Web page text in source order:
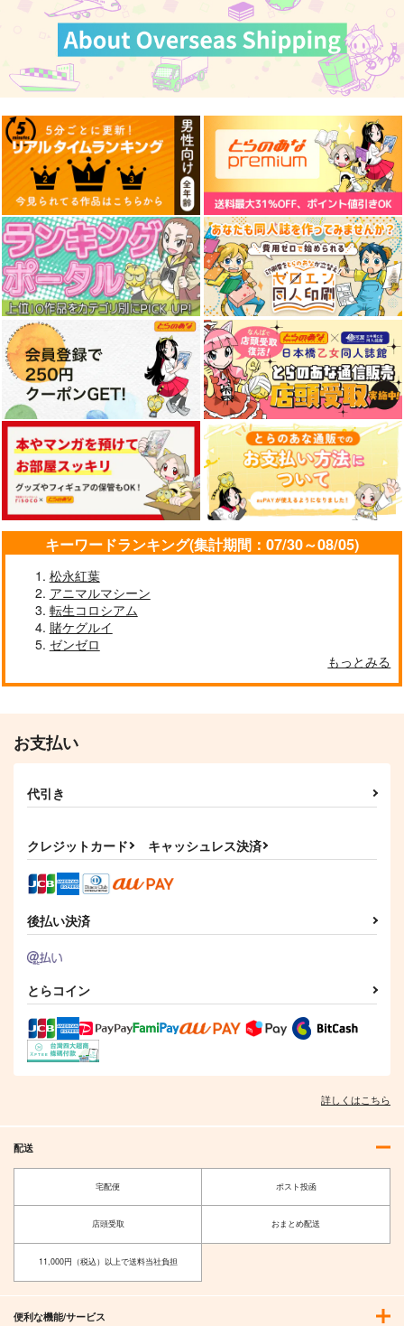
【有償特典】12P小冊
子（強火ヲタ、推しと
セフレになる。）
海王社
330円（税込）
サンプル
作品詳細
【有償特典】12P小冊
子（新装版 秘め婿）
双葉社
330円（税込）
サンプル
作品詳細
【有償特典】12P小冊
子（恋人がウブすぎて
困る 2）
KADOKAWA
330円（税込）
サンプル
作品詳細
【有償特典】
TwinBox先生描き下
ろしB2タペストリー
（このシェアハウスは
恋愛禁止なのに、どう
見ても告白待ちの顔を
されています）
KADOKAWA
1,705 円（税込）
サンプル
作品詳細
【有償特典】アクリル
ドブック MEMORY
KADOKAWA
作品詳細
【有償特典】16P小冊
作品詳細
【有償特典】
KAKERU先生描き下
ろしB2タペストリー
(ふかふかダンジョン
攻略記～俺の異世界転
生冒険譚～ 15)
マッグガーデン
1,650円（税込）
サンプル
作品詳細
タペストリー（恋する
サンプル
【有償特典】アクリル
コースター（なつめさ
サンプル
【有償特典】台座付き
アクリルコースター
【有償特典】アクリル
【有償特典】12P小冊
キーワードランキング(集計期間：07/30～08/05)
松永紅葉
アニマルマシーン
転生コロシアム
賭ケグルイ
ゼンゼロ
もっとみる
お支払い
代引き
クレジットカード キャッシュレス決済
後払い決済
とらコイン
詳しくはこちら
配送
宅配便 ポスト投函
店頭受取 おまとめ配送
11,000円（税込）以上で送料当社負担
便利な機能/サービス